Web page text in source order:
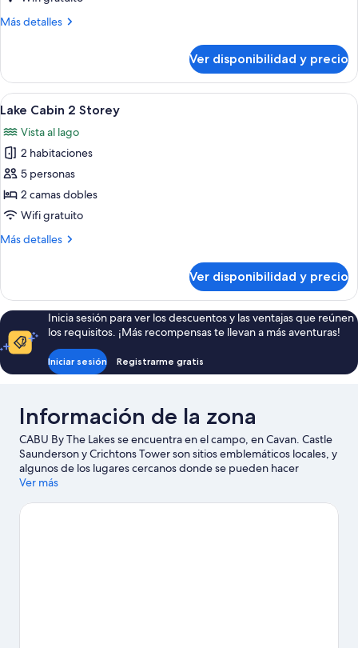
Friendly
Más detalles
Más
Cabin
Dog
Friendly
Ver disponibilidad y precio
Ver
todas
las
fotos
de
Lake
Cabin
Storey
3
Lake Cabin 2 Storey
Vista al lago
2 habitaciones
5 personas
2 camas dobles
Wifi gratuito
Más detalles
Más
Cabin
2
Storey
Ver disponibilidad y precio
Inicia sesión para ver los descuentos y las ventajas que reúnen
los requisitos. ¡Más recompensas te llevan a más aventuras!
Iniciar sesión Registrarme gratis
Información de la zona
CABU By The Lakes se encuentra en el campo, en Cavan. Castle
Saunderson y Crichtons Tower son sitios emblemáticos locales, y
algunos de los lugares cercanos donde se pueden hacer
actividades incluyen Club de golf de County Cavan y Belturbet
Backyard Arts Centre.
Ver más